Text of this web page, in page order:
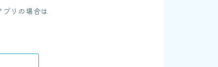
リの場合は